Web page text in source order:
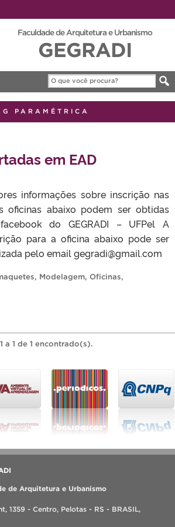
Faculdade de Arquitetura e Urbanismo
GEGRADI
PARAMÉTRICA
em EAD
informações sobre inscrição nas
oficinas abaixo podem ser obtidas
do GEGRADI – UFPel A
para a oficina abaixo pode ser
pelo email gegradi@gmail.com
, Modelagem, Oficinas,
1 de 1 encontrado(s).
de Arquitetura e Urbanismo
1359 - Centro, Pelotas - RS - BRASIL,